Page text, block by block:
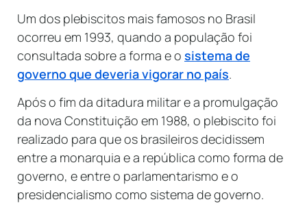
Um dos plebiscitos mais famosos no Brasil
ocorreu em 1993, quando a população foi
consultada sobre a forma e o sistema de
governo que deveria vigorar no país.
Após o fim da ditadura militar e a promulgação
da nova Constituição em 1988, o plebiscito foi
realizado para que os brasileiros decidissem
entre a monarquia e a república como forma de
governo, e entre o parlamentarismo e o
presidencialismo como sistema de governo.